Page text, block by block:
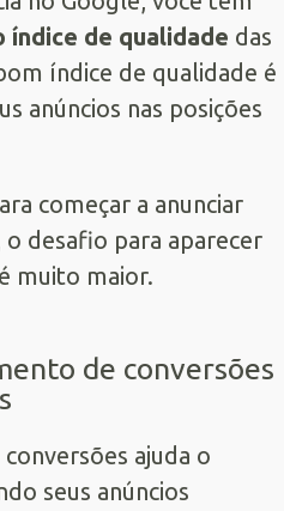
índice de qualidade das
índice de qualidade é
anúncios nas posições
começar a anunciar
desafio para aparecer
muito maior.
de conversões
ajuda o
seus anúncios